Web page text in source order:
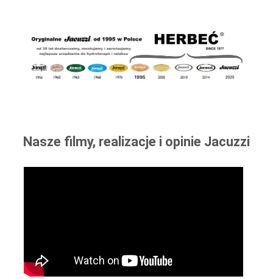
Nasze filmy, realizacje i opinie Jacuzzi